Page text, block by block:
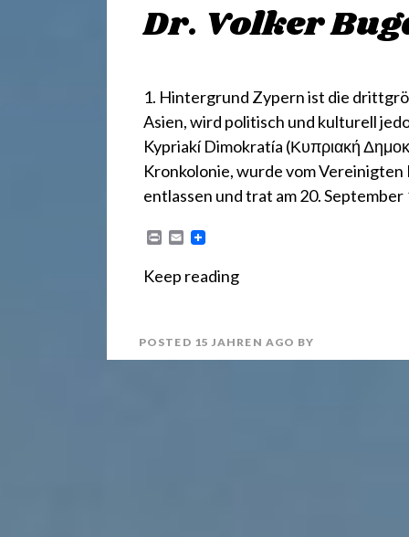
t
Dr. Volker
1. Hintergrund Zypern ist die
Asien, wird politisch und kulturell
Kypriakí Dimokratía (Κυπριακή
Kronkolonie, wurde vom Vereinigten
entlassen und trat am 20.
n
E
i
Keep reading
POSTED 15 JAHREN AGO BY